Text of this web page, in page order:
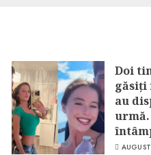
Doi
găsiți
au
urmă.